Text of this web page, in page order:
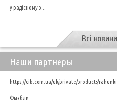
у радісному о...
Всі новини
Наши партнеры
https://cib.com.ua/uk/private/products/rahunki
Фмебли